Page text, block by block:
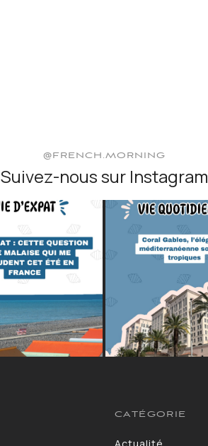
@FRENCH.MORNING
Suivez-nous sur Instagram
CATÉGORIE
Actualité